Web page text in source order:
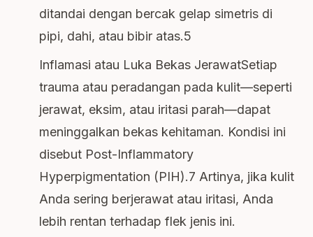
ditandai dengan bercak gelap simetris di
pipi, dahi, atau bibir atas.5
Inflamasi atau Luka Bekas JerawatSetiap
trauma atau peradangan pada kulit—seperti
jerawat, eksim, atau iritasi parah—dapat
meninggalkan bekas kehitaman. Kondisi ini
disebut Post-Inflammatory
Hyperpigmentation (PIH).7 Artinya, jika kulit
Anda sering berjerawat atau iritasi, Anda
lebih rentan terhadap flek jenis ini.